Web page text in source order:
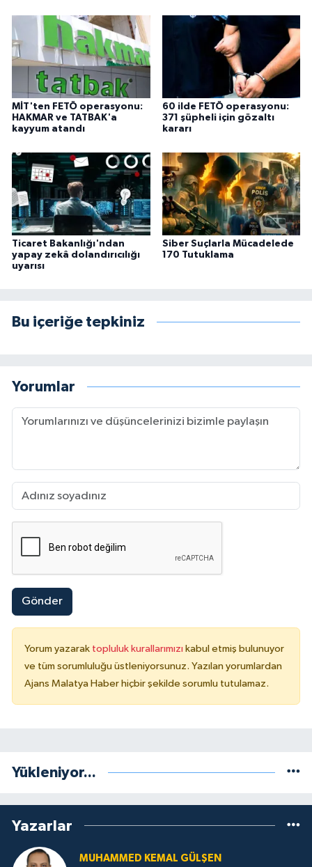
MİT'ten FETÖ operasyonu:
HAKMAR ve TATBAK'a
kayyum atandı
60 ilde FETÖ operasyonu:
371 şüpheli için gözaltı
kararı
Ticaret Bakanlığı'ndan
yapay zekâ dolandırıcılığı
uyarısı
Siber Suçlarla Mücadelede
170 Tutuklama
Bu içeriğe tepkiniz
Yorumlar
Gönder
Yorum yazarak topluluk kurallarımızı kabul etmiş bulunuyor
ve tüm sorumluluğu üstleniyorsunuz. Yazılan yorumlardan
Ajans Malatya Haber hiçbir şekilde sorumlu tutulamaz.
Yükleniyor...
Yazarlar
MUHAMMED KEMAL GÜLŞEN